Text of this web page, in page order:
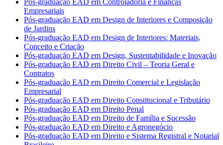
Pós-graduação EAD em Controladoria e Finanças
Empresariais
Pós-graduação EAD em Design de Interiores e Composição
de Jardins
Pós-graduação EAD em Design de Interiores: Materiais,
Conceito e Criação
Pós-graduação EAD em Design, Sustentabilidade e Inovação
Pós-graduação EAD em Direito Civil – Teoria Geral e
Contratos
Pós-graduação EAD em Direito Comercial e Legislação
Empresarial
Pós-graduação EAD em Direito Constitucional e Tributário
Pós-graduação EAD em Direito Penal
Pós-graduação EAD em Direito de Família e Sucessão
Pós-graduação EAD em Direito e Agronegócio
Pós-graduação EAD em Direito e Sistema Registral e Notarial